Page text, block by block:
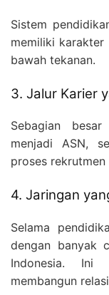
Sistem
memiliki
bawah tekanan.
3. Jalur Karier
Sebagian
menjadi ASN,
proses rekrutmen
4. Jaringan
Selama
dengan banyak
Indonesia. Ini
membangun